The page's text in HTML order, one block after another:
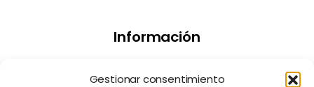
Gestionar consentimiento
Información